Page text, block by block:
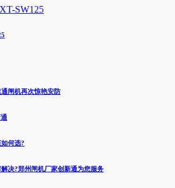
闸机再次惊艳安防
何选?
决?郑州闸机厂家创新通为您服务